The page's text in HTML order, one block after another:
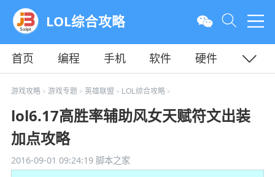
LOL综合攻略
首页 编程 手机 软件
硬件
教程
平面 服务器
游戏攻略> 游戏专题 > 英雄联盟 > LOL综合攻略>
lol6.17高胜率辅助风女天赋符文出装
加点攻略
2016-09-01 09:24:19脚本之家